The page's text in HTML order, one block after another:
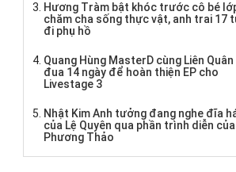
Hương Tràm bật khóc trước cô bé
chăm cha sống thực vật, anh trai 17
đi phụ hồ
Quang Hùng MasterD cùng Liên
đua 14 ngày để hoàn thiện EP cho
Livestage 3
Nhật Kim Anh tưởng đang nghe đĩa
của Lệ Quyên qua phần trình diễn của
Phương Thảo